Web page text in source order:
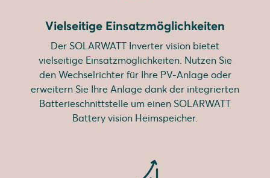
Vielseitige Einsatzmöglichkeiten
Der SOLARWATT Inverter vision bietet
vielseitige Einsatzmöglichkeiten. Nutzen Sie
den Wechselrichter für Ihre PV-Anlage oder
erweitern Sie Ihre Anlage dank der integrierten
Batterieschnittstelle um einen SOLARWATT
Battery vision Heimspeicher.